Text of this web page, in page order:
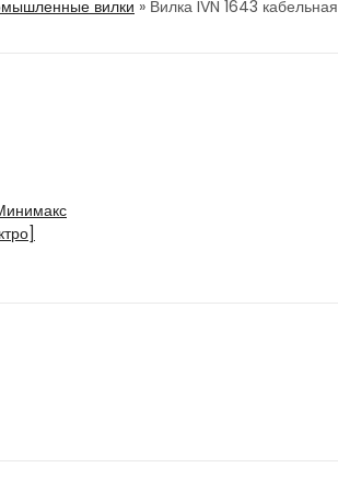
вилки » Вилка IVN 1643 кабельная